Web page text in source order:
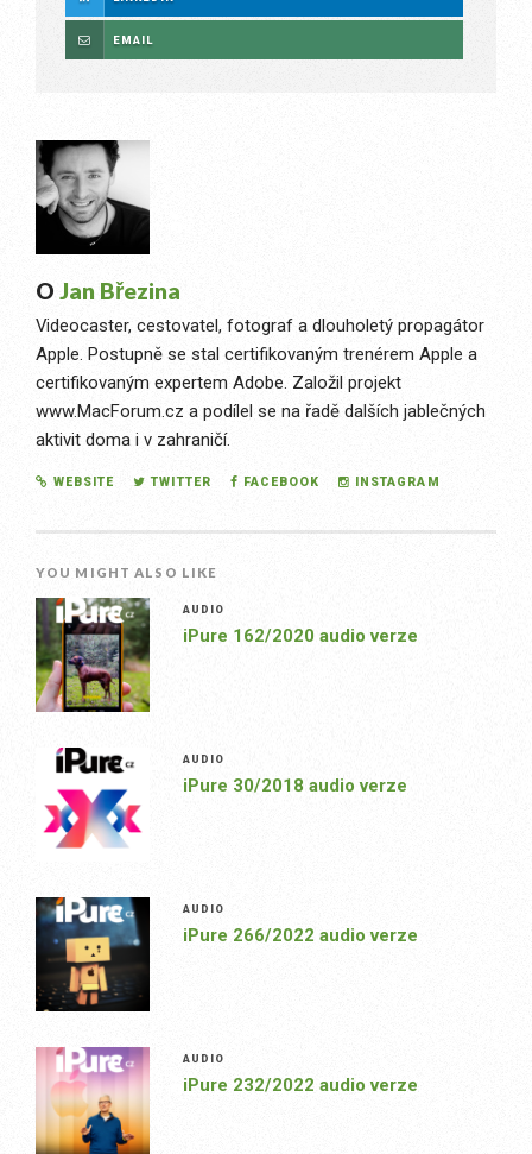
EMAIL
O Jan Březina
Videocaster, cestovatel, fotograf a dlouholetý propagátor
Apple. Postupně se stal certifikovaným trenérem Apple a
certifikovaným expertem Adobe. Založil projekt
www.MacForum.cz a podílel se na řadě dalších jablečných
aktivit doma i v zahraničí.
WEBSITE TWITTER FACEBOOK INSTAGRAM
YOU MIGHT ALSO LIKE
AUDIO
iPure 162/2020 audio verze
AUDIO
iPure 30/2018 audio verze
AUDIO
iPure 266/2022 audio verze
AUDIO
iPure 232/2022 audio verze